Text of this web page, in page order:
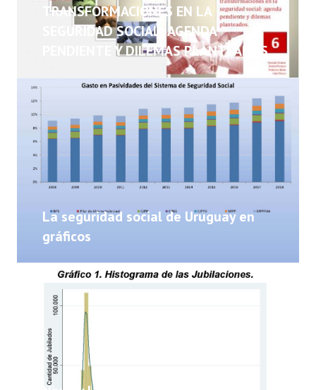
TRANSFORMACIONES EN LA
SEGURIDAD SOCIAL: AGENDA
PENDIENTE Y DILEMAS PLANTEADOS
La seguridad social de Uruguay en
gráficos